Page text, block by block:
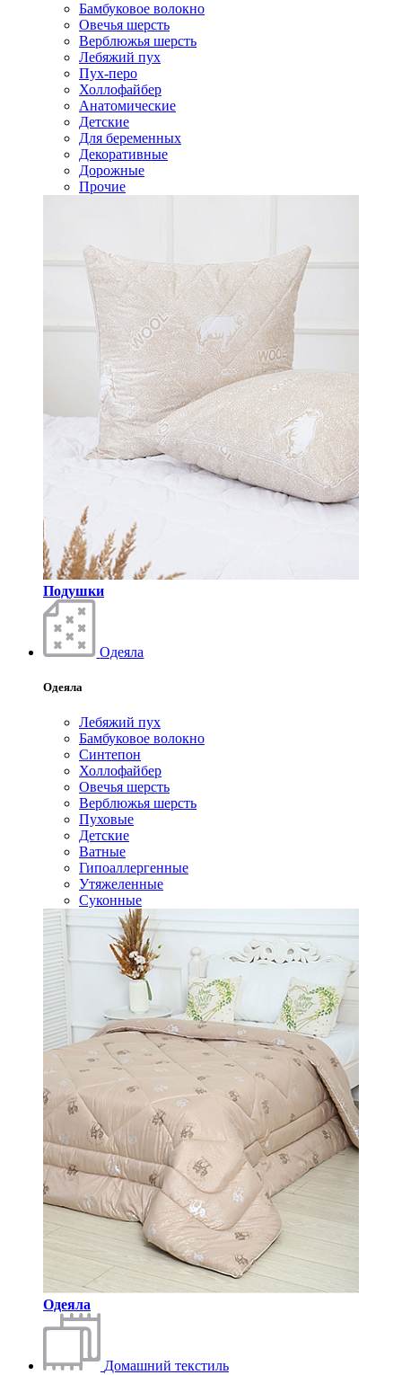
Бамбуковое волокно
Овечья шерсть
Верблюжья шерсть
Лебяжий пух
Пух-перо
Холлофайбер
Анатомические
Детские
Для беременных
Декоративные
Дорожные
Прочие
Подушки
Одеяла
Одеяла
Лебяжий пух
Бамбуковое волокно
Синтепон
Холлофайбер
Овечья шерсть
Верблюжья шерсть
Пуховые
Детские
Ватные
Гипоаллергенные
Утяжеленные
Суконные
Одеяла
Домашний текстиль